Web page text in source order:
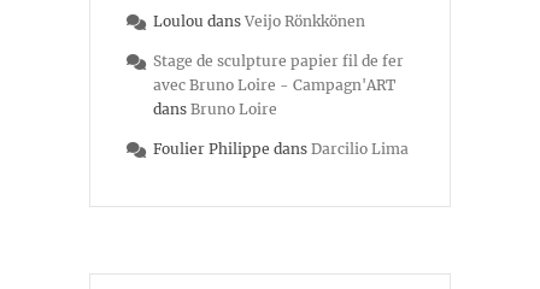
Loulou dans Veijo Rönkkönen
Stage de sculpture papier fil de fer
avec Bruno Loire - Campagn'ART
dans Bruno Loire
Foulier Philippe dans Darcilio Lima